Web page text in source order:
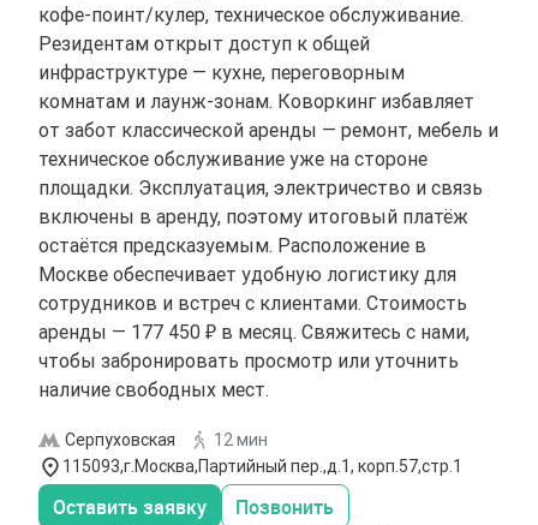
кофе-поинт/кулер, техническое обслуживание.
Резидентам открыт доступ к общей
инфраструктуре — кухне, переговорным
комнатам и лаунж-зонам. Коворкинг избавляет
от забот классической аренды — ремонт, мебель и
техническое обслуживание уже на стороне
площадки. Эксплуатация, электричество и связь
включены в аренду, поэтому итоговый платёж
остаётся предсказуемым. Расположение в
Москве обеспечивает удобную логистику для
сотрудников и встреч с клиентами. Стоимость
аренды — 177 450 ₽ в месяц. Свяжитесь с нами,
чтобы забронировать просмотр или уточнить
наличие свободных мест.
Серпуховская
12 мин
115093,г.Москва,Партийный пер.,д.1, корп.57,стр.1
Оставить заявку Позвонить